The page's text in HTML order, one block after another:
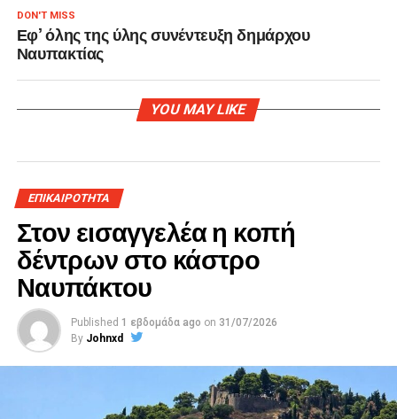
DON'T MISS
Εφ’ όλης της ύλης συνέντευξη δημάρχου
Ναυπακτίας
YOU MAY LIKE
ΕΠΙΚΑΙΡΟΤΗΤΑ
Στον εισαγγελέα η κοπή
δέντρων στο κάστρο
Ναυπάκτου
Published 1 εβδομάδα ago on 31/07/2026
By Johnxd